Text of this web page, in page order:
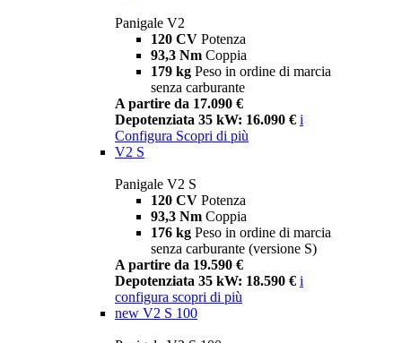
Panigale V2
120 CV Potenza
93,3 Nm Coppia
179 kg Peso in ordine di marcia
senza carburante
A partire da 17.090 €
Depotenziata 35 kW: 16.090 € i
Configura Scopri di più
V2 S
Panigale V2 S
120 CV Potenza
93,3 Nm Coppia
176 kg Peso in ordine di marcia
senza carburante (versione S)
A partire da 19.590 €
Depotenziata 35 kW: 18.590 € i
configura scopri di più
new V2 S 100